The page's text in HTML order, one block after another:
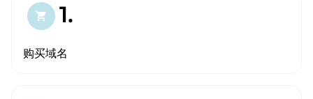
shopping_cart 1.
购买域名